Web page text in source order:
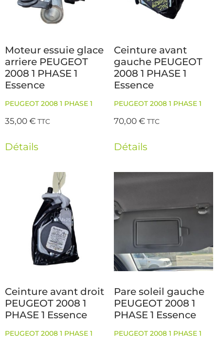
Moteur essuie glace
arriere PEUGEOT
2008 1 PHASE 1
Essence
PEUGEOT 2008 1 PHASE 1
35,00€ TTC
Détails
Ceinture avant
gauche PEUGEOT
2008 1 PHASE 1
Essence
PEUGEOT 2008 1 PHASE 1
70,00€ TTC
Détails
Ceinture avant droit
PEUGEOT 2008 1
PHASE 1 Essence
PEUGEOT 2008 1 PHASE 1
Pare soleil gauche
PEUGEOT 2008 1
PHASE 1 Essence
PEUGEOT 2008 1 PHASE 1